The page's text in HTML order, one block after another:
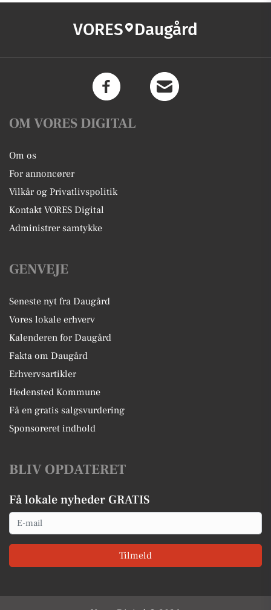
VORES Daugård
OM VORES DIGITAL
Om os
For annoncører
Vilkår og Privatlivspolitik
Kontakt VORES Digital
Administrer samtykke
GENVEJE
Seneste nyt fra Daugård
Vores lokale erhverv
Kalenderen for Daugård
Fakta om Daugård
Erhvervsartikler
Hedensted Kommune
Få en gratis salgsvurdering
Sponsoreret indhold
BLIV OPDATERET
Få lokale nyheder GRATIS
Email
Tilmeld